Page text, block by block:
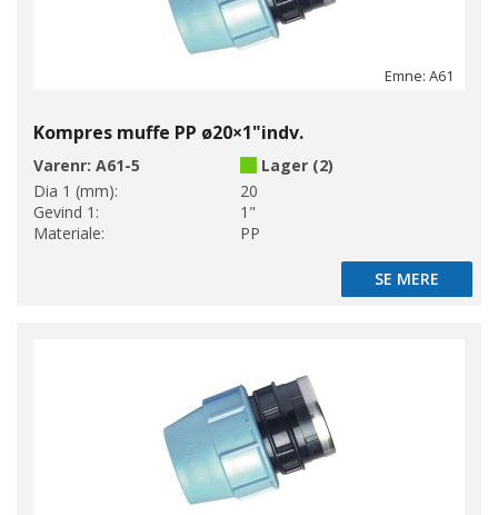
Emne: A61
Kompres muffe PP ø20×1"indv.
Varenr: A61-5
Lager (2)
Dia 1 (mm):
20
Gevind 1:
1"
Materiale:
PP
SE MERE
SE MERE